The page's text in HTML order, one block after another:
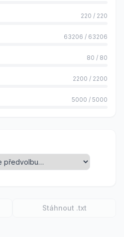
220 / 220
63206 / 63206
80 / 80
2200 / 2200
5000 / 5000
Stáhnout .txt